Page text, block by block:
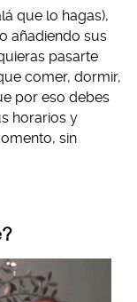
que lo hagas),
añadiendo sus
pasarte
comer, dormir,
por eso debes
horarios y
sin